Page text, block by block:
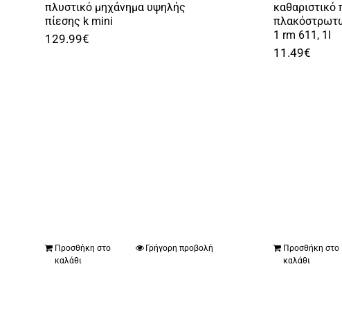
πλυστικό μηχάνημα υψηλής
πίεσης k mini
129.99€
Προσθήκη στο
καλάθι
Γρήγορη προβολή
καθαριστικό
1 rm 611, 1l
11.49€
Προσθήκη στο
καλάθι